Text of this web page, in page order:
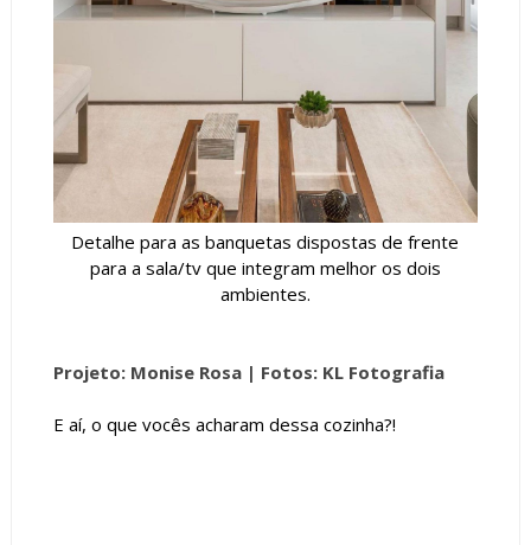
Detalhe para as banquetas dispostas de frente
para a sala/tv que integram melhor os dois
ambientes.
Projeto: Monise Rosa | Fotos: KL Fotografia
E aí, o que vocês acharam dessa cozinha?!